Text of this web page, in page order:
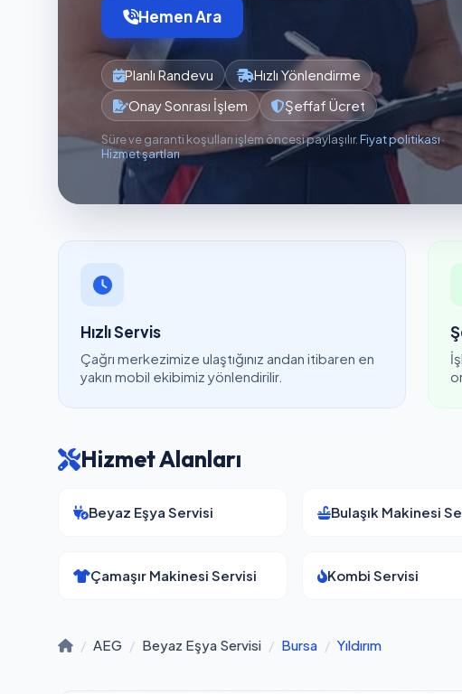
Hemen Ara
Planlı Randevu
Hızlı Yönlendirme
Onay Sonrası İşlem
Şeffaf Ücret
Süre ve garanti koşulları işlem öncesi paylaşılır. Fiyat politikası·
Hizmet şartları
Hızlı Servis
Çağrı merkezimize ulaştığınız andan itibaren en
yakın mobil ekibimiz yönlendirilir.
Hizmet Alanları
Beyaz Eşya Servisi Bulaşık Makinesi
Çamaşır Makinesi Servisi Kombi Servisi
/ AEG / Beyaz Eşya Servisi / Bursa / Yıldırım